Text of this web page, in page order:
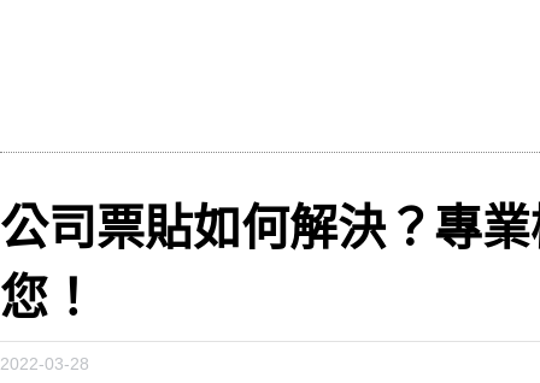
公司票貼如何解決？專
您！
2022-03-28